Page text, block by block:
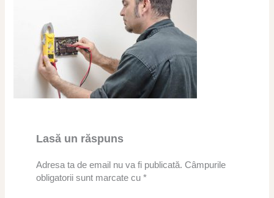
Lasă un răspuns
Adresa ta de email nu va fi publicată. Câmpurile
obligatorii sunt marcate cu *